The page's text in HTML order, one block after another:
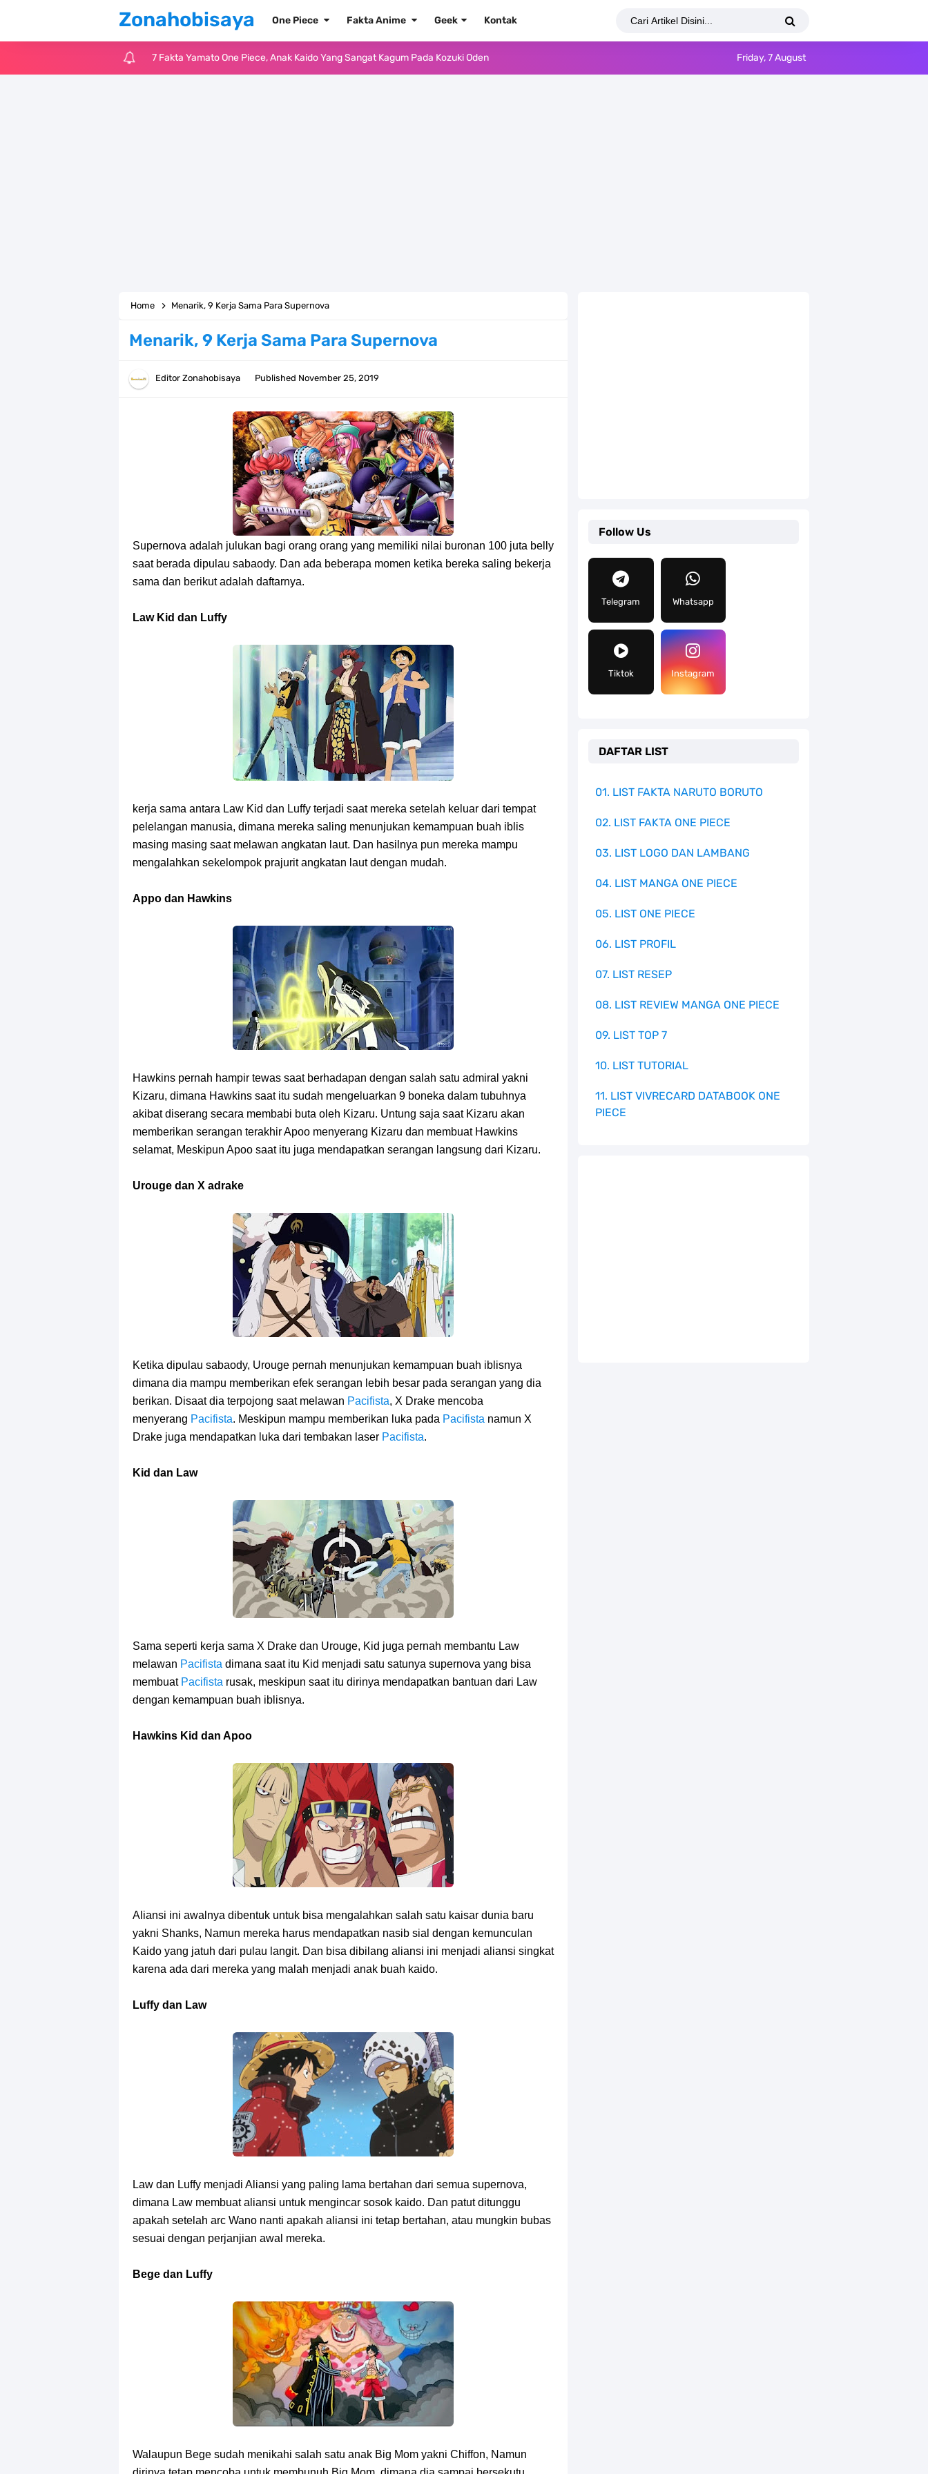
Zonahobisaya One Piece Fakta Anime Geek Kontak
7 Fakta Yamato One Piece, Anak Kaido Yang Sangat Kagum Pada Kozuki Oden
7 Klub Pertama Yang Menjuarai Liga Champions, Apa Klub Jagoan Kamu Termasuk
Arti Bendera Palau, Negara Kepulauan Yang Berada Di Kawasan Pasifik Barat
Cara Membuat Linktree Instagram, Sangat Mudah Untuk Kamu Lakukan Sendiri
7 Fakta Gaban One Piece, Orang Yang Telah Memberikan Kunci Borgol Milik Loki
Profil Slamet Rahardjo, Aktor Dengan Peran Penting Dalam Perfilman Indonesia
Resep Roti Panggang, Sangat Mudah Untuk Menjadi Cemilan Bersama Keluarga
Arti Bendera Seychelles, Negara Kepulauan Yang Terletak Di Samudra Hindia
Cara Bayar Akulaku Lewat Gopay, Sangat Mudah Dan Tidak Ribet Sama Sekali
7 Fakta Queen One Piece, All Star Yang Jadi Penanggung Jawab Penjara Udon
7 Fakta Brook One Piece, Mantan Kapten Yang Poster Bountynya Poster Konser
Resep Martabak Manis, Cemilan Enak Yang Memiliki Nama Lain Terang Bulan
Cara Pindahkan WA Dari Android Ke Iphone, Sangat Gampang Untuk Kamu Lakukan
7 Fakta Big Mom One Piece, Yonko Yang Punya Bounty Yang Tinggi Sejak Muda
Friday, 7 August
Home Menarik, 9 Kerja Sama Para Supernova
Menarik, 9 Kerja Sama Para Supernova
Editor Zonahobisaya Published November 25, 2019
Supernova adalah julukan bagi orang orang yang memiliki nilai buronan 100 juta belly
saat berada dipulau sabaody. Dan ada beberapa momen ketika bereka saling bekerja
sama dan berikut adalah daftarnya.
Law Kid dan Luffy
kerja sama antara Law Kid dan Luffy terjadi saat mereka setelah keluar dari tempat
pelelangan manusia, dimana mereka saling menunjukan kemampuan buah iblis
masing masing saat melawan angkatan laut. Dan hasilnya pun mereka mampu
mengalahkan sekelompok prajurit angkatan laut dengan mudah.
Appo dan Hawkins
Hawkins pernah hampir tewas saat berhadapan dengan salah satu admiral yakni
Kizaru, dimana Hawkins saat itu sudah mengeluarkan 9 boneka dalam tubuhnya
akibat diserang secara membabi buta oleh Kizaru. Untung saja saat Kizaru akan
memberikan serangan terakhir Apoo menyerang Kizaru dan membuat Hawkins
selamat, Meskipun Apoo saat itu juga mendapatkan serangan langsung dari Kizaru.
Urouge dan X adrake
Ketika dipulau sabaody, Urouge pernah menunjukan kemampuan buah iblisnya
dimana dia mampu memberikan efek serangan lebih besar pada serangan yang dia
berikan. Disaat dia terpojong saat melawan Pacifista, X Drake mencoba
menyerang Pacifista. Meskipun mampu memberikan luka pada Pacifista namun X
Drake juga mendapatkan luka dari tembakan laser Pacifista.
Kid dan Law
Sama seperti kerja sama X Drake dan Urouge, Kid juga pernah membantu Law
melawan Pacifista dimana saat itu Kid menjadi satu satunya supernova yang bisa
membuat Pacifista rusak, meskipun saat itu dirinya mendapatkan bantuan dari Law
dengan kemampuan buah iblisnya.
Hawkins Kid dan Apoo
Aliansi ini awalnya dibentuk untuk bisa mengalahkan salah satu kaisar dunia baru
yakni Shanks, Namun mereka harus mendapatkan nasib sial dengan kemunculan
Kaido yang jatuh dari pulau langit. Dan bisa dibilang aliansi ini menjadi aliansi singkat
karena ada dari mereka yang malah menjadi anak buah kaido.
Luffy dan Law
Law dan Luffy menjadi Aliansi yang paling lama bertahan dari semua supernova,
dimana Law membuat aliansi untuk mengincar sosok kaido. Dan patut ditunggu
apakah setelah arc Wano nanti apakah aliansi ini tetap bertahan, atau mungkin bubas
sesuai dengan perjanjian awal mereka.
Bege dan Luffy
Walaupun Bege sudah menikahi salah satu anak Big Mom yakni Chiffon, Namun
Follow Us
Telegram Whatsapp
Tiktok Instagram
DAFTAR LIST
01. LIST FAKTA NARUTO BORUTO
02. LIST FAKTA ONE PIECE
03. LIST LOGO DAN LAMBANG
04. LIST MANGA ONE PIECE
05. LIST ONE PIECE
06. LIST PROFIL
07. LIST RESEP
08. LIST REVIEW MANGA ONE PIECE
09. LIST TOP 7
10. LIST TUTORIAL
11. LIST VIVRECARD DATABOOK ONE
PIECE